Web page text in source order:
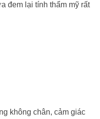
đem lại tính thẩm mỹ rất
không chân, cảm giác